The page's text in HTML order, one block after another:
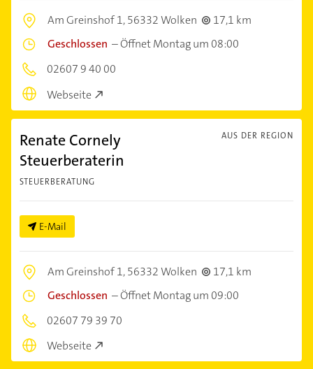
Am Greinshof 1,56332 Wolken
17,1 km
Geschlossen –Öffnet Montag um 08:00
02607 9 40 00
Webseite
AUS DER REGION
Renate Cornely
Steuerberaterin
STEUERBERATUNG
E-Mail
Am Greinshof 1,56332 Wolken
17,1 km
Geschlossen –Öffnet Montag um 09:00
02607 79 39 70
Webseite